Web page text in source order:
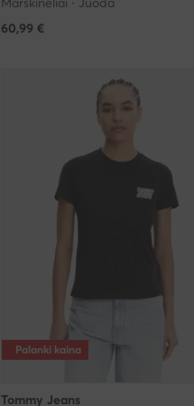
60,99 €
Palanki kaina
Tommy Jeans